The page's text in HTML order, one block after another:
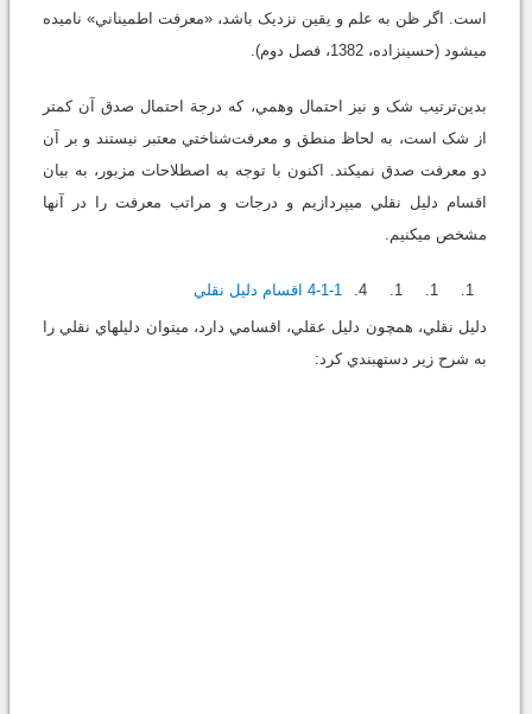
است. اگر ظن به علم و يقين نزديک باشد، «معرفت اطميناني» ناميده
مي‏شود (حسين‏زاده، 1382، فصل دوم).
بدين‌ترتيب شک و نيز احتمال وهمي، که درجة احتمال صدق آن کمتر
از شک است، به لحاظ منطق و معرفت‌شناختي معتبر نيستند و بر آن
‏دو معرفت صدق نمي‏کند. اکنون با توجه به اصطلاحات مزبور، به بيان
اقسام دليل نقلي مي‏پردازيم و درجات و مراتب معرفت را در آنها
مشخص مي‏کنيم.
4-1-1اقسام دليل نقلي
دليل نقلي، همچون دليل عقلي، اقسامي دارد، مي‏توان دليل‏هاي نقلي را
به شرح زير دسته‏بندي کرد: